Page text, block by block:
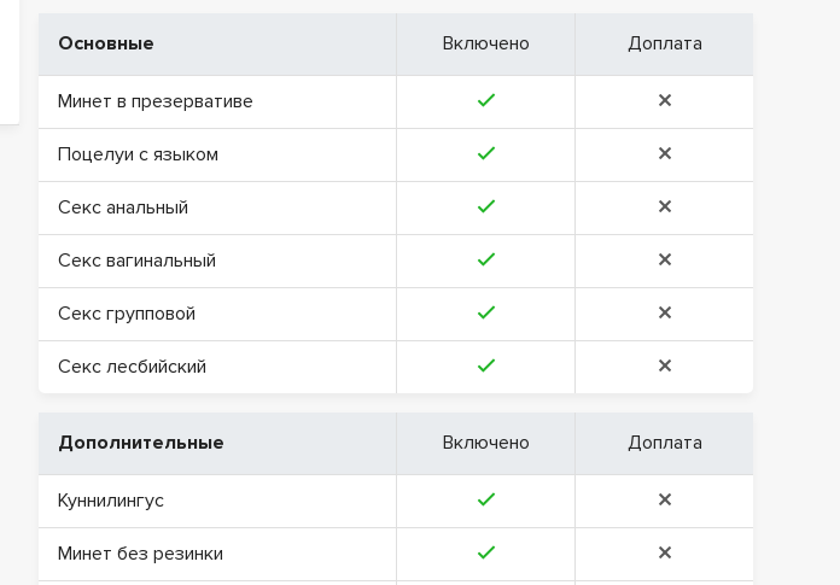
Основные Включено Доплата
Минет в презервативе
Поцелуи с языком
Секс анальный
Секс вагинальный
Секс групповой
Секс лесбийский
Дополнительные Включено Доплата
Куннилингус
Минет без резинки